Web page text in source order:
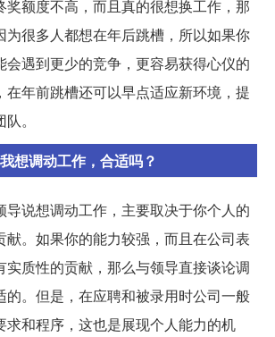
奖额度不高，而且真的很想换工作，那
为很多人都想在年后跳槽，所以如果你
会遇到更少的竞争，更容易获得心仪的
在年前跳槽还可以早点适应新环境，提
。
想调动工作，合适吗？
导说想调动工作，主要取决于你个人的
献。如果你的能力较强，而且在公司表
实质性的贡献，那么与领导直接谈论调
的。但是，在应聘和被录用时公司一般
求和程序，这也是展现个人能力的机